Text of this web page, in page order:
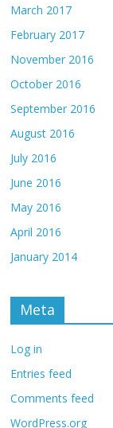
March 2017
February 2017
November 2016
October 2016
September 2016
August 2016
July 2016
June 2016
May 2016
April 2016
January 2014
Meta
Log in
Entries feed
Comments feed
WordPress.org